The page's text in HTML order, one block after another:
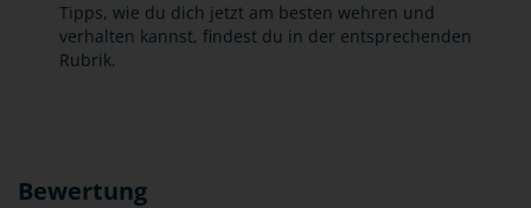
Tipps, wie du dich jetzt am besten wehren und
verhalten kannst, findest du in der entsprechenden
Rubrik.
Bewertung